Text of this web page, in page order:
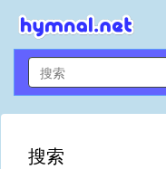
搜索